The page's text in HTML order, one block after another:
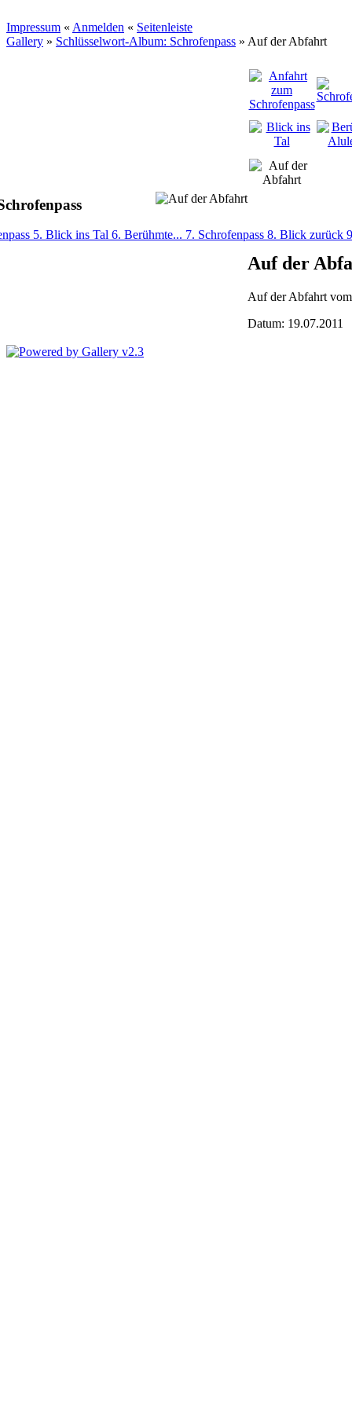
Impressum « Anmelden « Seitenleiste
Gallery » Schlüsselwort-Album: Schrofenpass » Auf der Abfahrt
Auf der
Auf der Abfahrt
Datum: 19.07.2011
5. Blick ins Tal 6. Berühmte... 7. Schrofenpass 8. Blick zurück